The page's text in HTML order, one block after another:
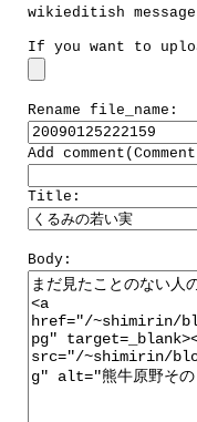
wikieditish
If you want to
Rename file_name:
Add
Title:
Body: